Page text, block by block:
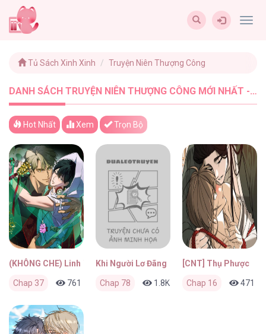
Tủ Sách Xinh Xinh Truyện Niên Thượng Công
DANH SÁCH TRUYỆN NIÊN THƯỢNG CÔNG MỚI NHẤT - TUSACHXINHXINH (4)
Hot Nhất Xem Trọn Bộ
(KHÔNG CHE) Linh Thiêng
Chap 37 761 0 6 giờ trước
Khi Người Lơ Đãng
Chap 78 1.8K 0 4 ngày trước
[CNT] Thụ Phược
Chap 16 471